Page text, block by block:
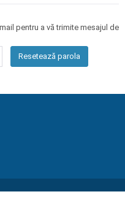
pentru a vă trimite mesajul de
Resetează parola